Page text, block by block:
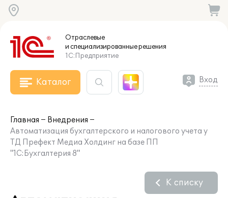
Отраслевые
и специализированныерешения
1С:Предприятие
Каталог Вход
Главная
Внедрения
Автоматизация бухгалтерского и налогового учета у
ТД Префект Медиа Холдинг на базе ПП
"1С:Бухгалтерия 8"
К списку